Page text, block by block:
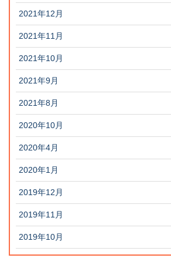
2021年12月
2021年11月
2021年10月
2021年9月
2021年8月
2020年10月
2020年4月
2020年1月
2019年12月
2019年11月
2019年10月